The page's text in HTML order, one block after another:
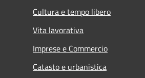
Cultura e tempo libero
Vita lavorativa
Imprese e Commercio
Catasto e urbanistica